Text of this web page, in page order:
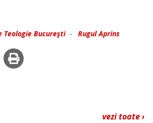
Teologie Bucureşti- Rugul Aprins
vezi toate ›